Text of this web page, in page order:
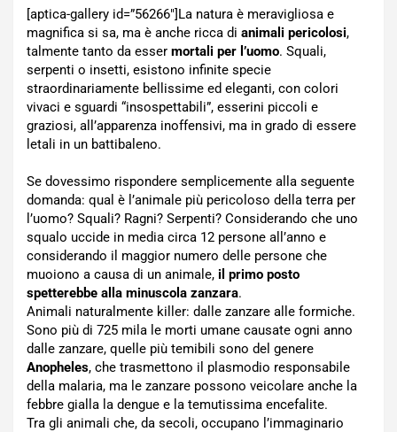
[aptica-gallery id=”56266″]La natura è meravigliosa e
magnifica si sa, ma è anche ricca di animali pericolosi,
talmente tanto da esser mortali per l’uomo. Squali,
serpenti o insetti, esistono infinite specie
straordinariamente bellissime ed eleganti, con colori
vivaci e sguardi “insospettabili”, esserini piccoli e
graziosi, all’apparenza inoffensivi, ma in grado di essere
letali in un battibaleno.
Se dovessimo rispondere semplicemente alla seguente
domanda: qual è l’animale più pericoloso della terra per
l’uomo? Squali? Ragni? Serpenti? Considerando che uno
squalo uccide in media circa 12 persone all’anno e
considerando il maggior numero delle persone che
muoiono a causa di un animale, il primo posto
spetterebbe alla minuscola zanzara.
Animali naturalmente killer: dalle zanzare alle formiche.
Sono più di 725 mila le morti umane causate ogni anno
dalle zanzare, quelle più temibili sono del genere
Anopheles, che trasmettono il plasmodio responsabile
della malaria, ma le zanzare possono veicolare anche la
febbre gialla la dengue e la temutissima encefalite.
Tra gli animali che, da secoli, occupano l’immaginario